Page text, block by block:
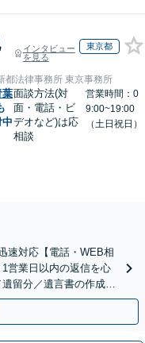
インタビュー
を見る
東京都
都法律事務所 東京事務所
葉面談方法(対
面・電話・ビ
デオなど)は応
相談
営業時間：0
9:00~19:00
（土日祝日）
速対応【電話・WEB相
営業日以内の返信を心
留分／遺言書の作成・
相談あり】